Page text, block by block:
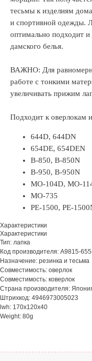
тесьмы к изделиям
и спортивной одежды.
оптимально подходит и
дамского белья.
ВАЖНО: Для
работе с тонкими
увеличивать прижим
Подходит к оверлокам
644D, 644DN
654DE, 654DEN
B-850, B-850N
B-950, B-950N
MO-104D, MO-
MO-735
PE-1500, PE-
Характеристики
Характеристики
Тип: лапка
Код производителя: A9815-
Назначение: резинка и тесьма
Совместимость: оверлок
Совместимость: коверлок
Страна производителя:
Штрихкод: 4946973005023
lwh: 170x120x40
Weight: 80g